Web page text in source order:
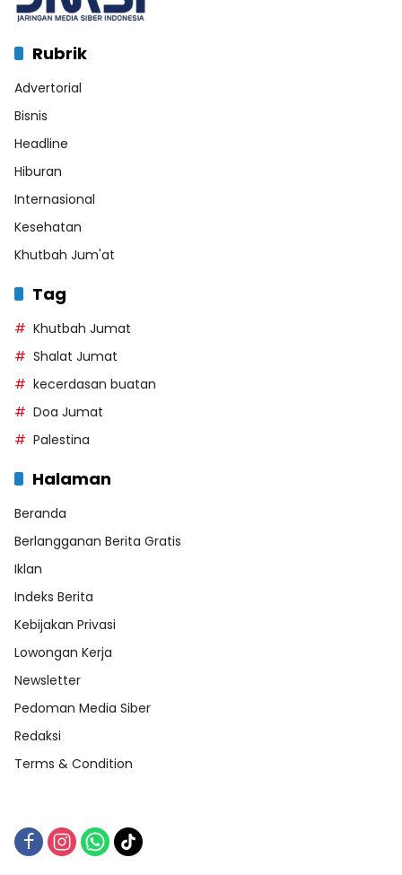
Rubrik
Advertorial
Bisnis
Headline
Hiburan
Internasional
Kesehatan
Khutbah Jum'at
Tag
Khutbah Jumat
Shalat Jumat
kecerdasan buatan
Doa Jumat
Palestina
Halaman
Beranda
Berlangganan Berita Gratis
Iklan
Indeks Berita
Kebijakan Privasi
Lowongan Kerja
Newsletter
Pedoman Media Siber
Redaksi
Terms & Condition